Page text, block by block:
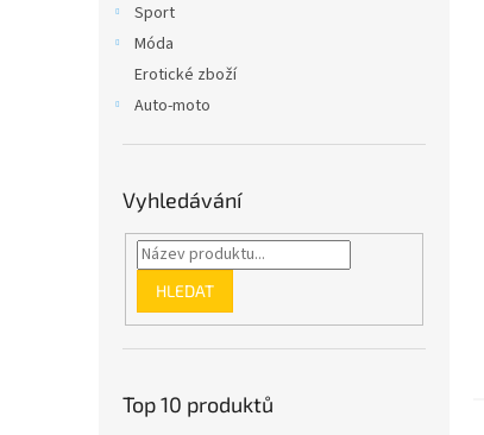
Sport
Móda
Erotické zboží
Auto-moto
Vyhledávání
HLEDAT
Top 10 produktů